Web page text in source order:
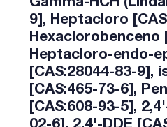
9], Heptacloro
Hexaclorobenceno
Heptacloro-endo-
[CAS:28044-83-9],
[CAS:465-73-6],
[CAS:608-93-5],
02-6], 2,4'-DDE